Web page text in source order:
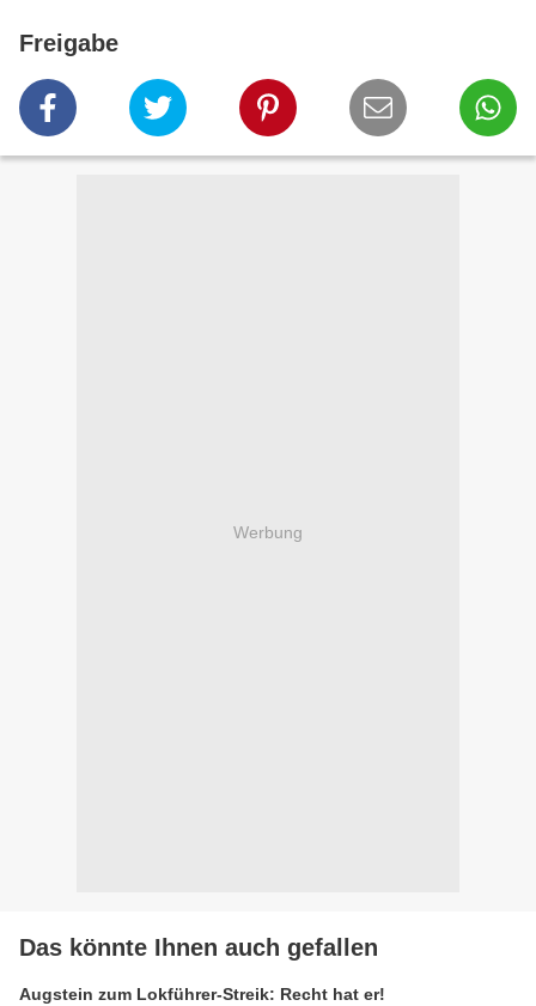
Freigabe
Werbung
Das könnte Ihnen auch gefallen
Augstein zum Lokführer-Streik: Recht hat er!